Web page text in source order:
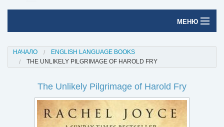
МЕНЮ
Печатни книги
Електронни книги
Е-списания
НАЧАЛО
ENGLISH LANGUAGE BOOKS
THE UNLIKELY PILGRIMAGE OF HAROLD FRY
The Unlikely Pilgrimage of Harold Fry